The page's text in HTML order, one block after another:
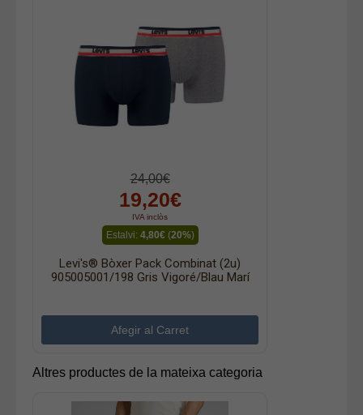
24,00€
19,20€
IVA inclòs
Estalvi: 4,80€(20%)
Levi's® Bòxer Pack Combinat (2u)
905005001/198 Gris Vigoré/blau Marí
Altres productes de la mateixa categoria